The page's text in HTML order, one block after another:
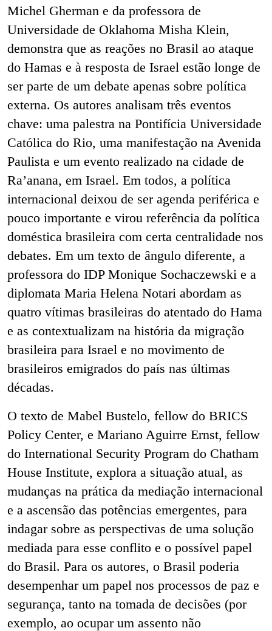
Michel Gherman e da professora de
Universidade de Oklahoma Misha Klein,
demonstra que as reações no Brasil ao ataque
do Hamas e à resposta de Israel estão longe de
ser parte de um debate apenas sobre política
externa. Os autores analisam três eventos
chave: uma palestra na Pontifícia Universidade
Católica do Rio, uma manifestação na Avenida
Paulista e um evento realizado na cidade de
Ra’anana, em Israel. Em todos, a política
internacional deixou de ser agenda periférica e
pouco importante e virou referência da política
doméstica brasileira com certa centralidade nos
debates. Em um texto de ângulo diferente, a
professora do IDP Monique Sochaczewski e a
diplomata Maria Helena Notari abordam as
quatro vítimas brasileiras do atentado do Hama
e as contextualizam na história da migração
brasileira para Israel e no movimento de
brasileiros emigrados do país nas últimas
décadas.
O texto de Mabel Bustelo, fellow do BRICS
Policy Center, e Mariano Aguirre Ernst, fellow
do International Security Program do Chatham
House Institute, explora a situação atual, as
mudanças na prática da mediação internacional
e a ascensão das potências emergentes, para
indagar sobre as perspectivas de uma solução
mediada para esse conflito e o possível papel
do Brasil. Para os autores, o Brasil poderia
desempenhar um papel nos processos de paz e
segurança, tanto na tomada de decisões (por
exemplo, ao ocupar um assento não